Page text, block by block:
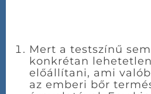
Mert a testszínű
konkrétan
előállítani, ami
az emberi bőr